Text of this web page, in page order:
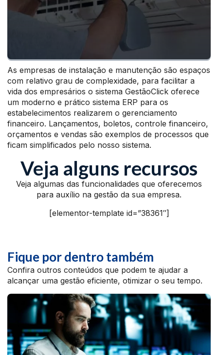
As empresas de instalação e manutenção são espaços
com relativo grau de complexidade, para facilitar a
vida dos empresários o sistema GestãoClick oferece
um moderno e prático sistema ERP para os
estabelecimentos realizarem o gerenciamento
financeiro. Lançamentos, boletos, controle financeiro,
orçamentos e vendas são exemplos de processos que
ficam simplificados pelo nosso sistema.
Veja alguns recursos
Veja algumas das funcionalidades que oferecemos
para auxílio na gestão da sua empresa.
[elementor-template id=”38361″]
Fique por dentro também
Confira outros conteúdos que podem te ajudar a
alcançar uma gestão eficiente, otimizar o seu tempo.